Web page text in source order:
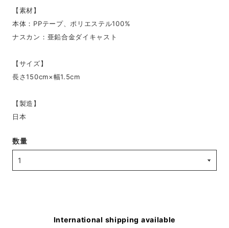
【素材】
本体：PPテープ、ポリエステル100%
ナスカン：亜鉛合金ダイキャスト
【サイズ】
長さ150cm×幅1.5cm
【製造】
日本
数量
International shipping available